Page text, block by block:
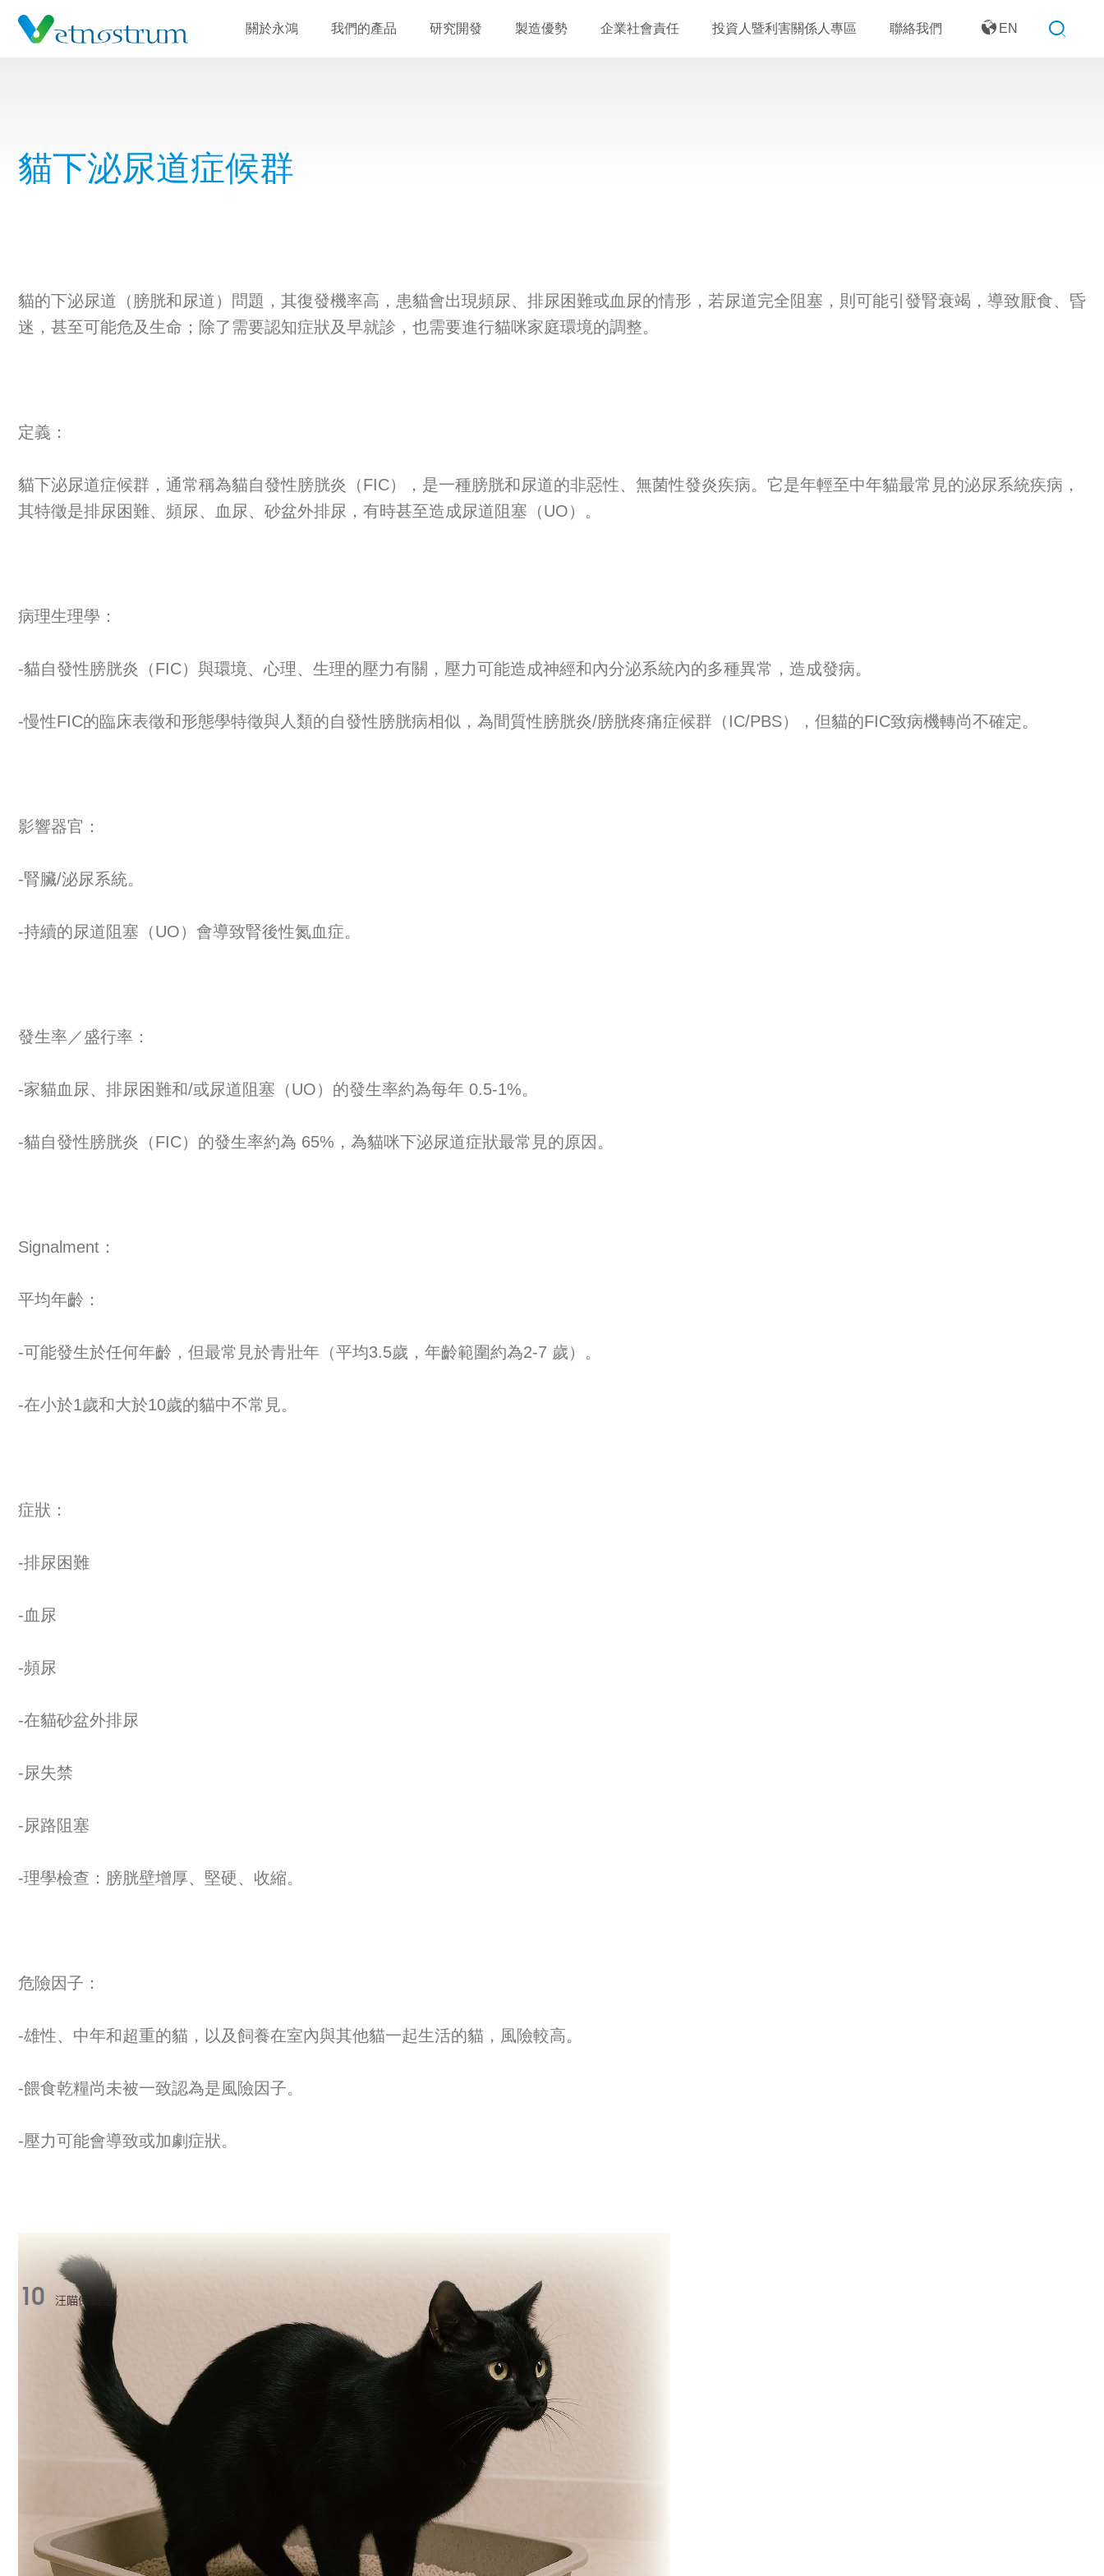
關於永鴻 我們的產品 研究開發 製造優勢 企業社會責任 投資人暨利害關係人專區 聯絡我們 EN
貓下泌尿道症候群
貓的下泌尿道（膀胱和尿道）問題，其復發機率高，患貓會出現頻尿、排尿困難或血尿的情形，若尿道完全阻塞，則可能引發腎衰竭，導致厭食、昏
迷，甚至可能危及生命；除了需要認知症狀及早就診，也需要進行貓咪家庭環境的調整。
定義：
貓下泌尿道症候群，通常稱為貓自發性膀胱炎（FIC），是一種膀胱和尿道的非惡性、無菌性發炎疾病。它是年輕至中年貓最常見的泌尿系統疾病，
其特徵是排尿困難、頻尿、血尿、砂盆外排尿，有時甚至造成尿道阻塞（UO）。
病理生理學：
-貓自發性膀胱炎（FIC）與環境、心理、生理的壓力有關，壓力可能造成神經和內分泌系統內的多種異常，造成發病。
-慢性FIC的臨床表徵和形態學特徵與人類的自發性膀胱病相似，為間質性膀胱炎/膀胱疼痛症候群（IC/PBS），但貓的FIC致病機轉尚不確定。
影響器官：
-腎臟/泌尿系統。
-持續的尿道阻塞（UO）會導致腎後性氮血症。
發生率／盛行率：
-家貓血尿、排尿困難和/或尿道阻塞（UO）的發生率約為每年 0.5-1%。
-貓自發性膀胱炎（FIC）的發生率約為 65%，為貓咪下泌尿道症狀最常見的原因。
Signalment：
平均年齡：
-可能發生於任何年齡，但最常見於青壯年（平均3.5歲，年齡範圍約為2-7 歲）。
-在小於1歲和大於10歲的貓中不常見。
症狀：
-排尿困難
-血尿
-頻尿
-在貓砂盆外排尿
-尿失禁
-尿路阻塞
-理學檢查：膀胱壁增厚、堅硬、收縮。
危險因子：
-雄性、中年和超重的貓，以及飼養在室內與其他貓一起生活的貓，風險較高。
-餵食乾糧尚未被一致認為是風險因子。
-壓力可能會導致或加劇症狀。